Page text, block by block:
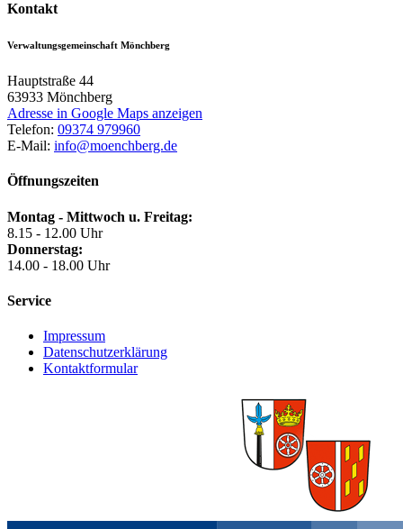
Kontakt
Verwaltungsgemeinschaft Mönchberg
Hauptstraße 44
63933 Mönchberg
Adresse in Google Maps anzeigen
Telefon: 09374 979960
E-Mail: info@moenchberg.de
Öffnungszeiten
Montag - Mittwoch u. Freitag:
8.15 - 12.00 Uhr
Donnerstag:
14.00 - 18.00 Uhr
Service
Impressum
Datenschutzerklärung
Kontaktformular